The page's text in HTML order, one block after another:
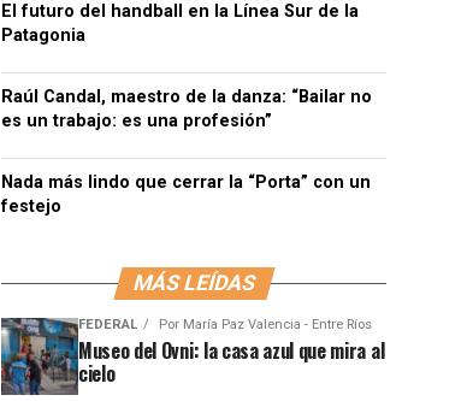
El futuro del handball en la Línea Sur de la
Patagonia
Raúl Candal, maestro de la danza: “Bailar no
es un trabajo: es una profesión”
Nada más lindo que cerrar la “Porta” con un
festejo
MÁS LEÍDAS
FEDERAL Por María Paz Valencia - Entre Ríos
Museo del Ovni: la casa azul que mira al
cielo